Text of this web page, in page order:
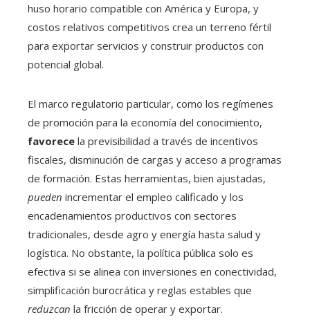
huso horario compatible con América y Europa, y
costos relativos competitivos crea un terreno fértil
para exportar servicios y construir productos con
potencial global.
El marco regulatorio particular, como los regímenes
de promoción para la economía del conocimiento,
favorece la previsibilidad a través de incentivos
fiscales, disminución de cargas y acceso a programas
de formación. Estas herramientas, bien ajustadas,
pueden incrementar el empleo calificado y los
encadenamientos productivos con sectores
tradicionales, desde agro y energía hasta salud y
logística. No obstante, la política pública solo es
efectiva si se alinea con inversiones en conectividad,
simplificación burocrática y reglas estables que
reduzcan la fricción de operar y exportar.